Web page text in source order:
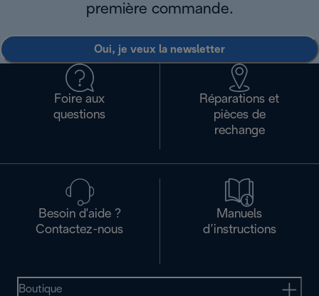
première commande.
Oui, je veux la newsletter
Foire aux
questions
Réparations et
pièces de
rechange
Besoin d'aide ?
Contactez-nous
Manuels
d’instructions
Boutique